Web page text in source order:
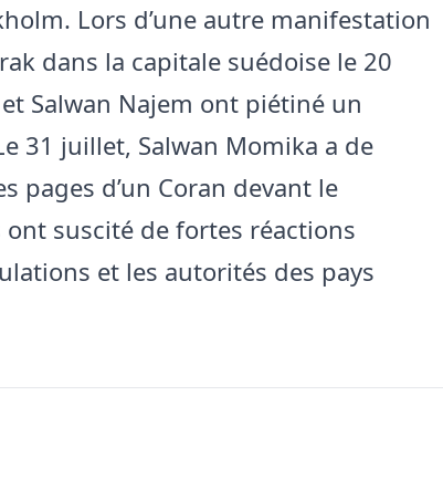
Lors d’une autre manifestation
dans la capitale suédoise le 20
Salwan Najem ont piétiné un
31 juillet, Salwan Momika a de
pages d’un Coran devant le
suscité de fortes réactions
et les autorités des pays